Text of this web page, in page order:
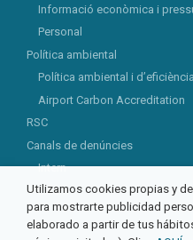
Informació econòmica i
Personal
Política ambiental
Política ambiental i
Airport Carbon Accreditation
RSC
Canals de denúncies
Intern
Extern
Utilizamos cookies propias y
para mostrarte publicidad
elaborado a partir de tus